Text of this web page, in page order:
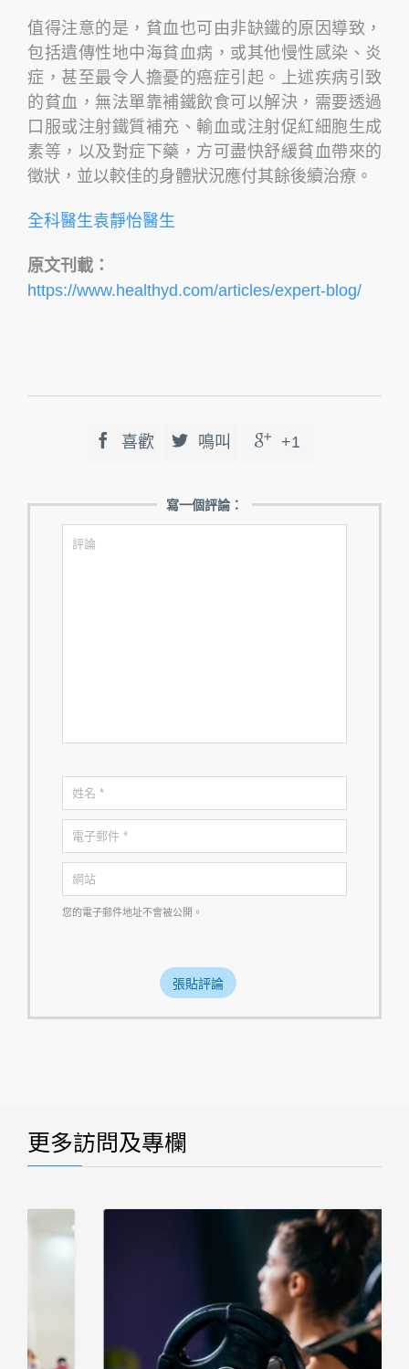
值得注意的是，貧血也可由非缺鐵的原因導致，
包括遺傳性地中海貧血病，或其他慢性感染、炎
症，甚至最令人擔憂的癌症引起。上述疾病引致
的貧血，無法單靠補鐵飲食可以解決，需要透過
口服或注射鐵質補充、輸血或注射促紅細胞生成
素等，以及對症下藥，方可盡快舒緩貧血帶來的
徵狀，並以較佳的身體狀況應付其餘後續治療。
全科醫生袁靜怡醫生
原文刊載：
https://www.healthyd.com/articles/expert-blog/
 喜歡  鳴叫  +1
寫一個評論：
您的電子郵件地址不會被公開。
更多訪問及專欄